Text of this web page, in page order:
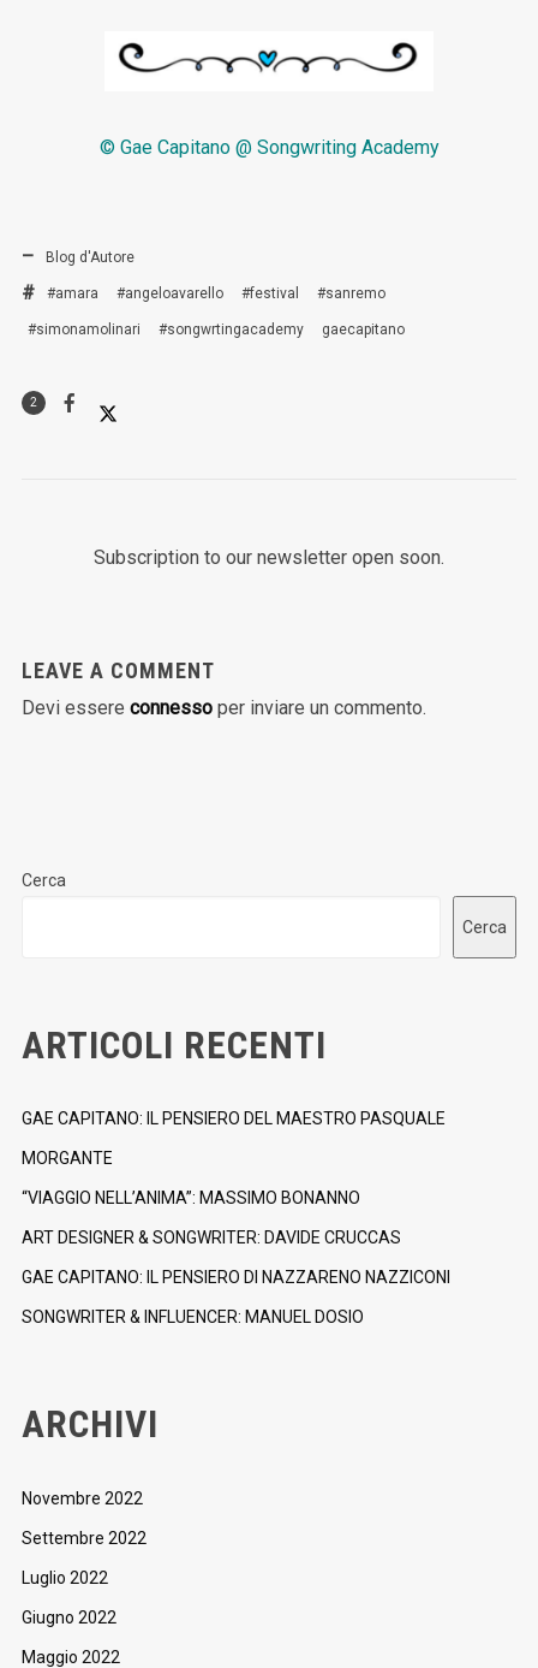
© Gae Capitano @ Songwriting Academy
Blog d'Autore
#amara #angeloavarello #festival #sanremo
#simonamolinari #songwrtingacademy gaecapitano
2
Subscription to our newsletter open soon.
LEAVE A COMMENT
Devi essere connessoper inviare un commento.
Cerca
Cerca
ARTICOLI RECENTI
GAE CAPITANO: IL PENSIERO DEL MAESTRO PASQUALE
MORGANTE
“VIAGGIO NELL’ANIMA”: MASSIMO BONANNO
ART DESIGNER & SONGWRITER: DAVIDE CRUCCAS
GAE CAPITANO: IL PENSIERO DI NAZZARENO NAZZICONI
SONGWRITER & INFLUENCER: MANUEL DOSIO
ARCHIVI
Novembre 2022
Settembre 2022
Luglio 2022
Giugno 2022
Maggio 2022